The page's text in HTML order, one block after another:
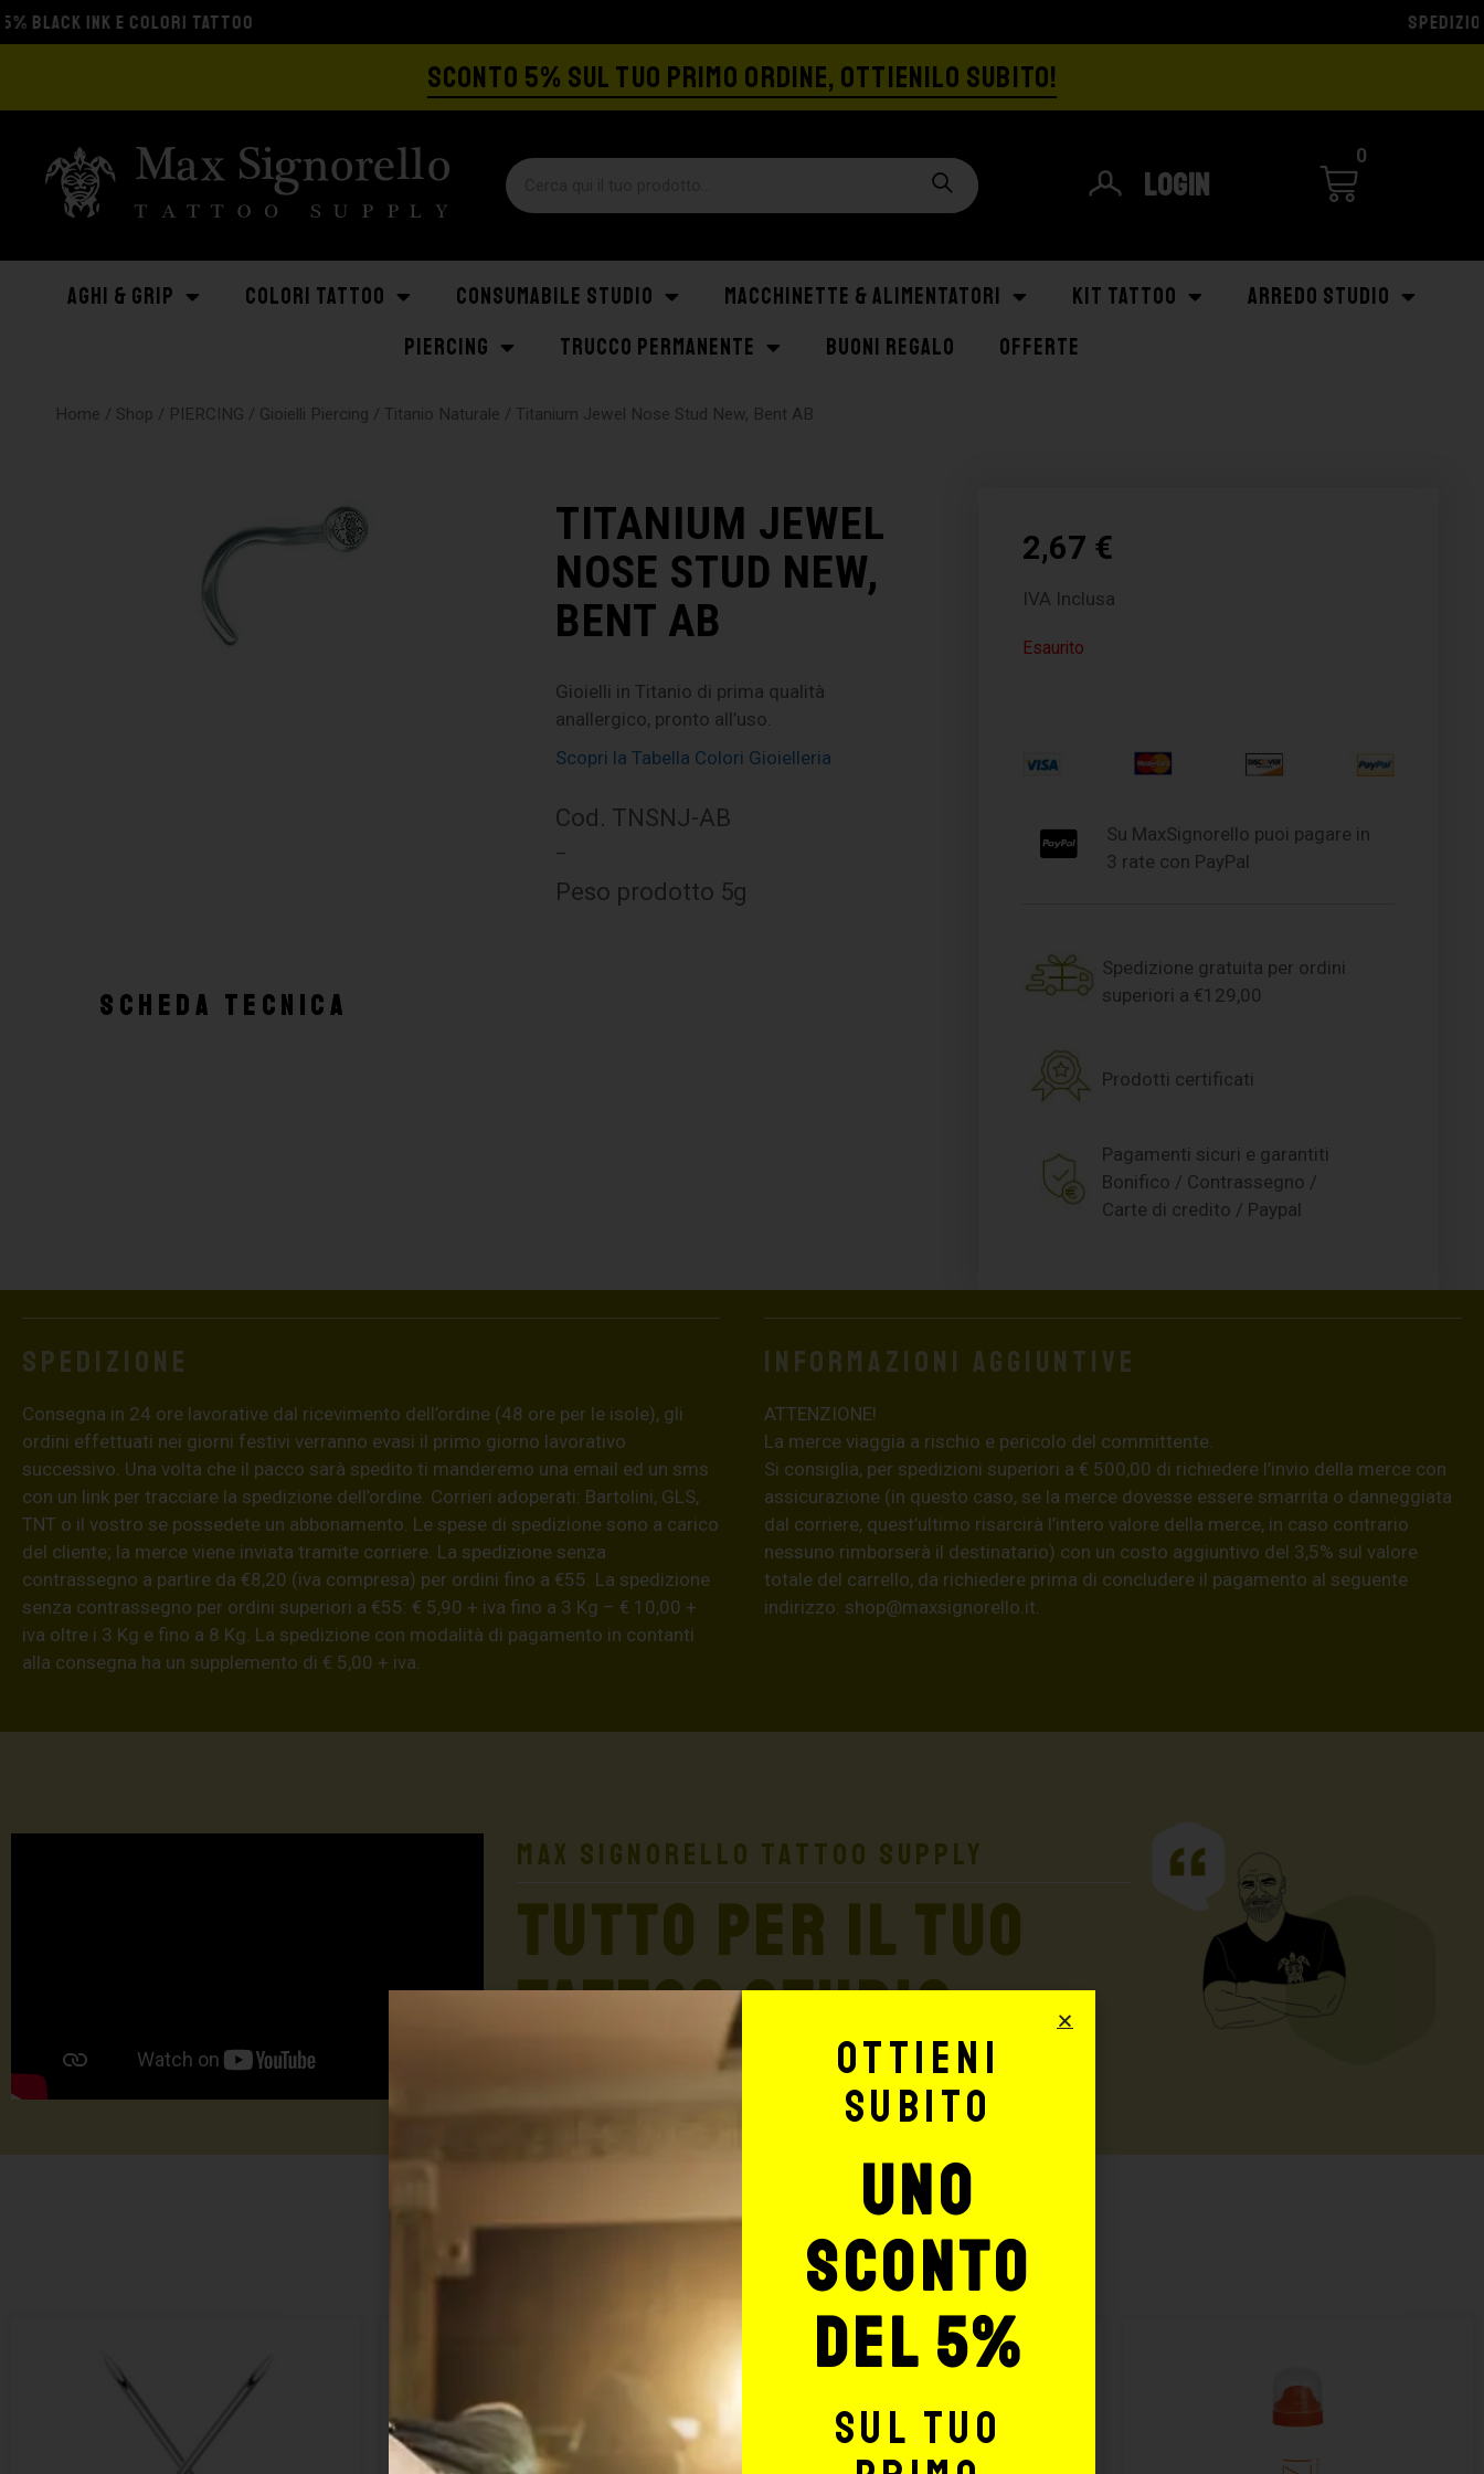
SCONTO 5% SUL TUO PRIMO ORDINE, OTTIENILO SUBITO!
Login
0
AGHI & GRIP COLORI TATTOO CONSUMABILE STUDIO MACCHINETTE & ALIMENTATORI KIT TATTOO
ARREDO STUDIO
PIERCING
TRUCCO PERMANENTE BUONI REGALO OFFERTE
Home / Shop / PIERCING / Gioielli Piercing / Titanio Naturale / Titanium Jewel Nose Stud New, Bent AB
TITANIUM JEWEL
NOSE STUD NEW,
BENT AB
Gioielli in Titanio di prima qualità
anallergico, pronto all’uso.
Scopri la Tabella Colori Gioielleria
Cod. TNSNJ-AB
–
Peso prodotto 5g
SCHEDA TECNICA
2,67 €
IVA Inclusa
Esaurito
Su MaxSignorello puoi pagare in
3 rate con PayPal
Spedizione gratuita per ordini
superiori a €129,00
Prodotti certificati
Pagamenti sicuri e garantiti
Bonifico / Contrassegno /
Carte di credito / Paypal
Spedizione
Consegna in 24 ore lavorative dal ricevimento dell’ordine (48 ore per le isole), gli
ordini effettuati nei giorni festivi verranno evasi il primo giorno lavorativo
successivo. Una volta che il pacco sarà spedito ti manderemo una email ed un sms
con un link per tracciare la spedizione dell’ordine. Corrieri adoperati: Bartolini, GLS,
TNT o il vostro se possedete un abbonamento. Le spese di spedizione sono a carico
del cliente; la merce viene inviata tramite corriere. La spedizione senza
contrassegno a partire da €8,20 (iva compresa) per ordini fino a €55. La spedizione
senza contrassegno per ordini superiori a €55: € 5,90 + iva fino a 3 Kg – € 10,00 +
iva oltre i 3 Kg e fino a 8 Kg. La spedizione con modalità di pagamento in contanti
alla consegna ha un supplemento di € 5,00 + iva.
Informazioni aggiuntive
ATTENZIONE!
La merce viaggia a rischio e pericolo del committente.
Si consiglia, per spedizioni superiori a € 500,00 di richiedere l’invio della merce con
assicurazione (in questo caso, se la merce dovesse essere smarrita o danneggiata
dal corriere, quest’ultimo risarcirà l’intero valore della merce, in caso contrario
nessuno rimborserà il destinatario) con un costo aggiuntivo del 3,5% sul valore
totale del carrello, da richiedere prima di concludere il pagamento al seguente
indirizzo: shop@maxsignorello.it
Max Signorello Tattoo Supply
TUTTO PER IL TUO
TATTOO STUDIO
Potrebbe interessarti anche:
Ottieni
subito
uno
sconto
del 5%
sul tuo